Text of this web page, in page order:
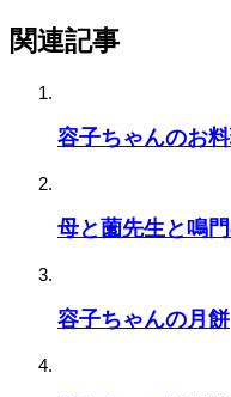
関連記事
容子ちゃんのお
母と薗先生と鳴
容子ちゃんの月餅